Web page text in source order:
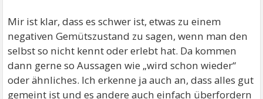
Mir ist klar, dass es schwer ist, etwas zu einem
negativen Gemütszustand zu sagen, wenn man den
selbst so nicht kennt oder erlebt hat. Da kommen
dann gerne so Aussagen wie „wird schon wieder“
oder ähnliches. Ich erkenne ja auch an, dass alles gut
gemeint ist und es andere auch einfach überfordern